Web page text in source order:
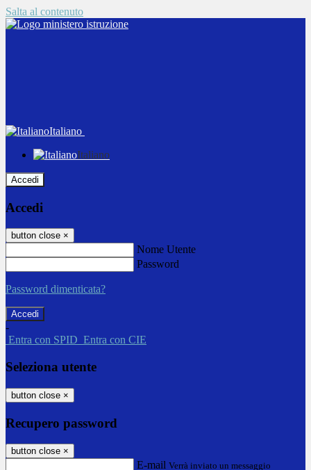
Salta al contenuto
Italiano
Italiano
Accedi
Accedi
button close ×
Nome Utente
Password
Password dimenticata?
-
Entra con SPID Entra con CIE
Seleziona utente
button close ×
Recupero password
button close ×
E-mail Verrà inviato un messaggio